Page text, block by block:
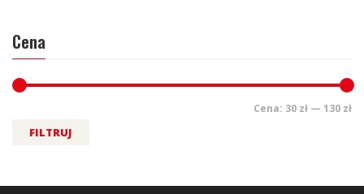
Cena
FILTRUJ
Cena: 30 zł — 130 zł